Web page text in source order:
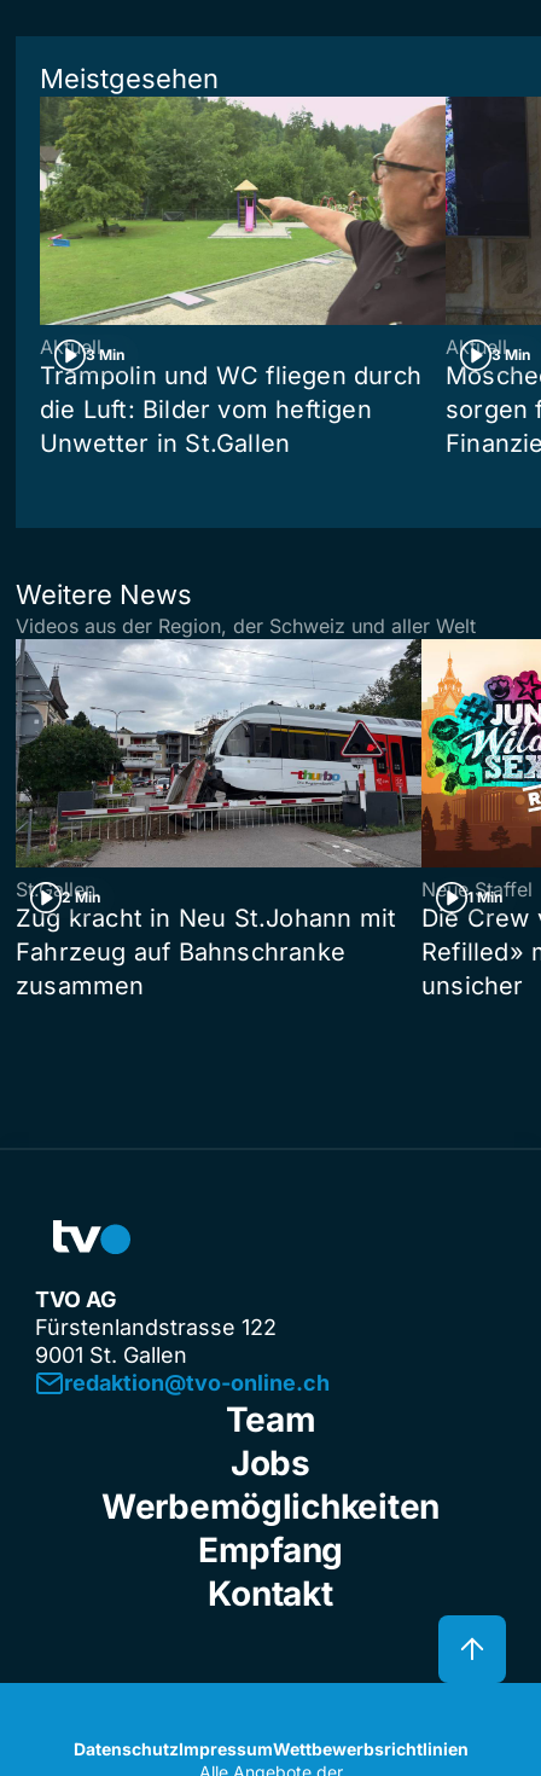
Meistgesehen
3 Min
Aktuell
Trampolin und WC fliegen durch
die Luft: Bilder vom heftigen
Unwetter in St.Gallen
3 Min
Aktuell
sorgen
Weitere News
Videos aus der Region, der Schweiz und aller Welt
2 Min
St.Gallen
Zug kracht in Neu St.Johann mit
Fahrzeug auf Bahnschranke
zusammen
1 Min
Neue Staffel
Die Crew
Refilled»
unsicher
TVO AG
Fürstenlandstrasse 122
9001 St. Gallen
redaktion@tvo-online.ch
Team
Jobs
Werbemöglichkeiten
Empfang
Kontakt
DatenschutzImpressumWettbewerbsrichtlinien